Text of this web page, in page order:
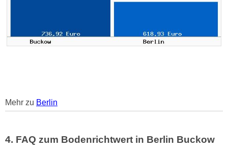
Mehr zu Berlin
4. FAQ zum Bodenrichtwert in Berlin Buckow